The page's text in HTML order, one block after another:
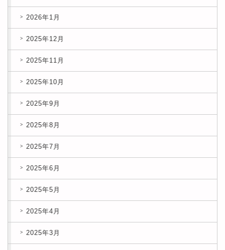
2026年1月
2025年12月
2025年11月
2025年10月
2025年9月
2025年8月
2025年7月
2025年6月
2025年5月
2025年4月
2025年3月